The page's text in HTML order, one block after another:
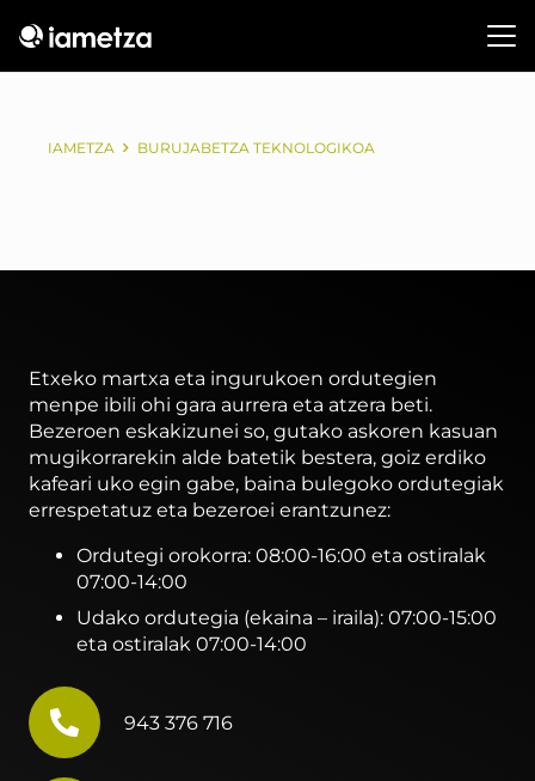
IAMETZA BURUJABETZA TEKNOLOGIKOA
Etxeko martxa eta ingurukoen ordutegien
menpe ibili ohi gara aurrera eta atzera beti.
Bezeroen eskakizunei so, gutako askoren kasuan
mugikorrarekin alde batetik bestera, goiz erdiko
kafeari uko egin gabe, baina bulegoko ordutegiak
errespetatuz eta bezeroei erantzunez:
Ordutegi orokorra: 08:00-16:00 eta ostiralak
07:00-14:00
Udako ordutegia (ekaina – iraila): 07:00-15:00
eta ostiralak 07:00-14:00
943 376 716